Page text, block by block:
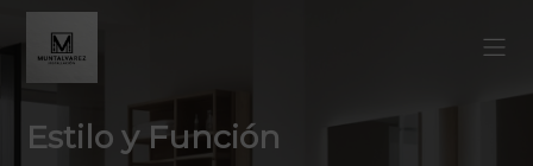
Estilo y Función